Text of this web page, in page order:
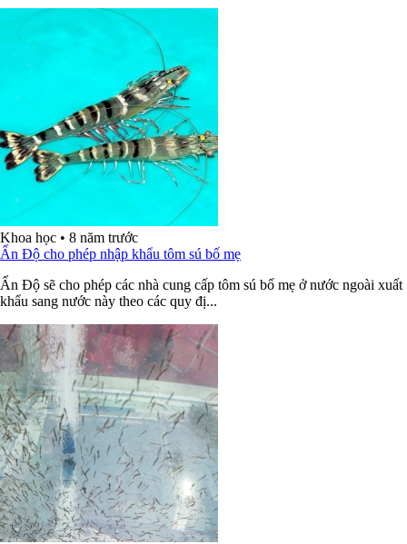
Khoa học • 8 năm trước
Ấn Độ cho phép nhập khẩu tôm sú bố mẹ
Ấn Độ sẽ cho phép các nhà cung cấp tôm sú bố mẹ ở nước ngoài xuất
khẩu sang nước này theo các quy đị...